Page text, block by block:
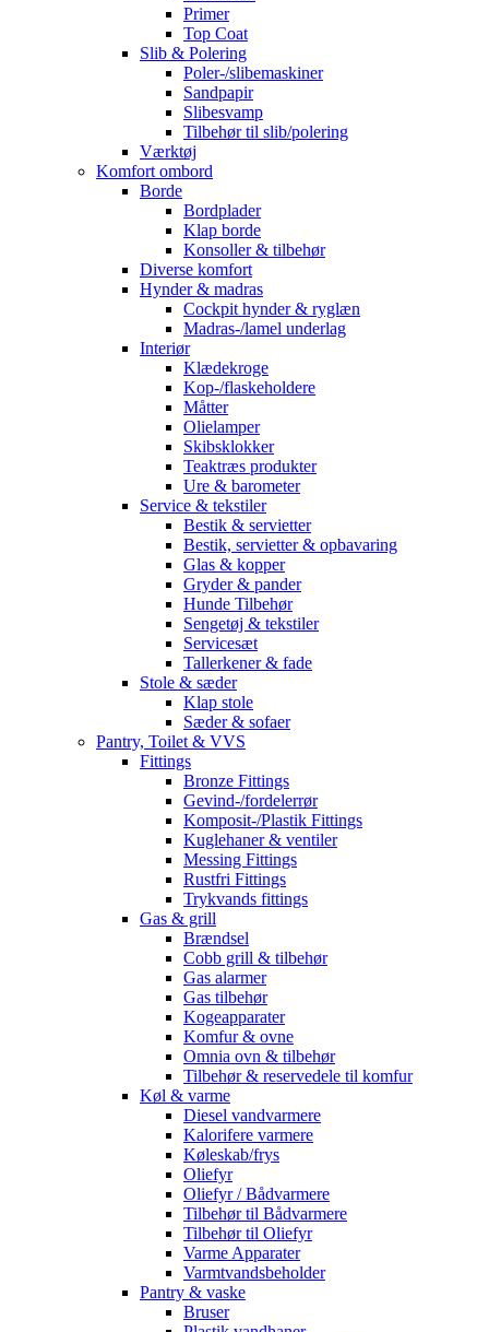
Primer
Top Coat
Slib & Polering
Poler-/slibemaskiner
Sandpapir
Slibesvamp
Tilbehør til slib/polering
Værktøj
Komfort ombord
Borde
Bordplader
Klap borde
Konsoller & tilbehør
Diverse komfort
Hynder & madras
Cockpit hynder & ryglæn
Madras-/lamel underlag
Interiør
Klædekroge
Kop-/flaskeholdere
Måtter
Olielamper
Skibsklokker
Teaktræs produkter
Ure & barometer
Service & tekstiler
Bestik & servietter
Bestik, servietter & opbavaring
Glas & kopper
Gryder & pander
Hunde Tilbehør
Sengetøj & tekstiler
Servicesæt
Tallerkener & fade
Stole & sæder
Klap stole
Sæder & sofaer
Pantry, Toilet & VVS
Fittings
Bronze Fittings
Gevind-/fordelerrør
Komposit-/Plastik Fittings
Kuglehaner & ventiler
Messing Fittings
Rustfri Fittings
Trykvands fittings
Gas & grill
Brændsel
Cobb grill & tilbehør
Gas alarmer
Gas tilbehør
Kogeapparater
Komfur & ovne
Omnia ovn & tilbehør
Tilbehør & reservedele til komfur
Køl & varme
Diesel vandvarmere
Kalorifere varmere
Køleskab/frys
Oliefyr
Oliefyr / Bådvarmere
Tilbehør til Bådvarmere
Tilbehør til Oliefyr
Varme Apparater
Varmtvandsbeholder
Pantry & vaske
Bruser